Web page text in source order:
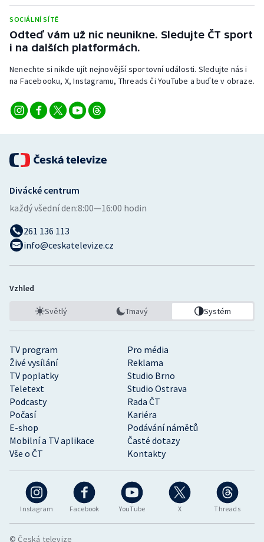
Stolní tenis
Triatlon
Veslování
Vodní slalom
Volejbal
Ostatní
SOCIÁLNÍ SÍTĚ
Odteď vám už nic neunikne. Sledujte ČT sport
i na dalších platformách.
Nenechte si nikde ujít nejnovější sportovní události. Sledujte nás i
na Facebooku, X, Instagramu, Threads či YouTube a buďte v obraze.
Instagram Facebook YouTube X Threads
TV program
Pro média
Živé vysílání
Reklama
TV poplatky
Studio Brno
Teletext
Studio Ostrava
Podcasty
Rada ČT
Počasí
Kariéra
E-shop
Podávání námětů
Mobilní a TV aplikace
Časté dotazy
Vše o ČT
Kontakty
Divácké centrum
každý všední den:8:00—16:00 hodin
261 136 113
info@ceskatelevize.cz
Vzhled
Světlý Tmavý Systém
© Česká televize